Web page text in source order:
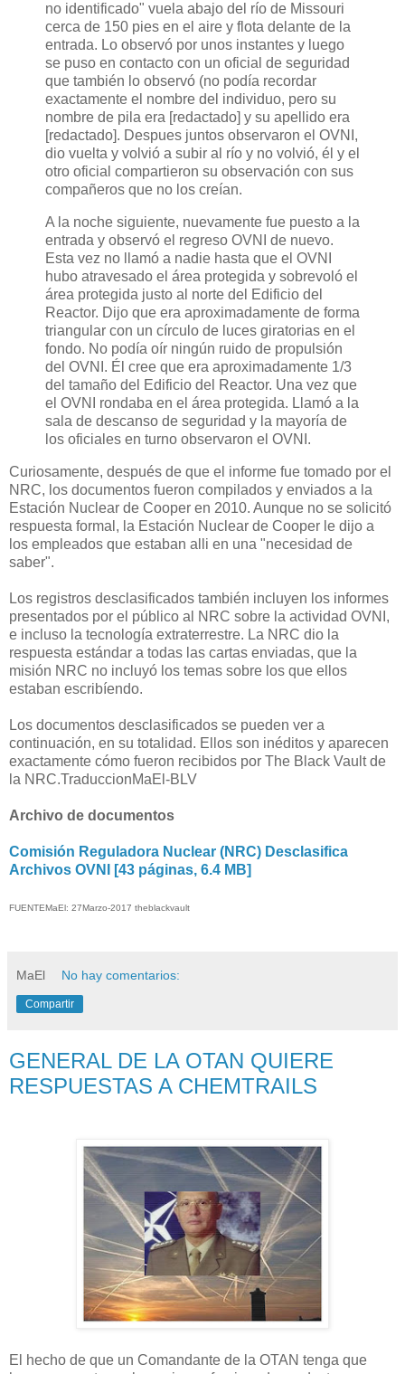
no identificado" vuela abajo del río de Missouri
cerca de 150 pies en el aire y flota delante de la
entrada. Lo observó por unos instantes y luego
se puso en contacto con un oficial de seguridad
que también lo observó (no podía recordar
exactamente el nombre del individuo, pero su
nombre de pila era [redactado] y su apellido era
[redactado]. Despues juntos observaron el OVNI,
dio vuelta y volvió a subir al río y no volvió, él y el
otro oficial compartieron su observación con sus
compañeros que no los creían.
A la noche siguiente, nuevamente fue puesto a la
entrada y observó el regreso OVNI de nuevo.
Esta vez no llamó a nadie hasta que el OVNI
hubo atravesado el área protegida y sobrevoló el
área protegida justo al norte del Edificio del
Reactor. Dijo que era aproximadamente de forma
triangular con un círculo de luces giratorias en el
fondo. No podía oír ningún ruido de propulsión
del OVNI. Él cree que era aproximadamente 1/3
del tamaño del Edificio del Reactor. Una vez que
el OVNI rondaba en el área protegida. Llamó a la
sala de descanso de seguridad y la mayoría de
los oficiales en turno observaron el OVNI.
Curiosamente, después de que el informe fue tomado por el
NRC, los documentos fueron compilados y enviados a la
Estación Nuclear de Cooper en 2010. Aunque no se solicitó
respuesta formal, la Estación Nuclear de Cooper le dijo a
los empleados que estaban alli en una "necesidad de
saber".
Los registros desclasificados también incluyen los informes
presentados por el público al NRC sobre la actividad OVNI,
e incluso la tecnología extraterrestre. La NRC dio la
respuesta estándar a todas las cartas enviadas, que la
misión NRC no incluyó los temas sobre los que ellos
estaban escribíendo.
Los documentos desclasificados se pueden ver a
continuación, en su totalidad. Ellos son inéditos y aparecen
exactamente cómo fueron recibidos por The Black Vault de
la NRC.TraduccionMaEl-BLV
Archivo de documentos
Comisión Reguladora Nuclear (NRC) Desclasifica
Archivos OVNI [43 páginas, 6.4 MB]
FUENTEMaEl: 27Marzo-2017 theblackvault
MaEl No hay comentarios:
Compartir
GENERAL DE LA OTAN QUIERE
RESPUESTAS A CHEMTRAILS
El hecho de que un Comandante de la OTAN tenga que